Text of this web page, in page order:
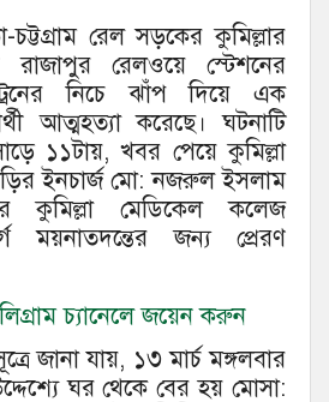
চট্টগ্রাম রেল সড়কের কুমিল্লার
রাজাপুর রেলওয়ে স্টেশনের
নিচে ঝাঁপ দিয়ে এক
আত্মহত্যা করেছে। ঘটনাটি
১১টায়, খবর পেয়ে কুমিল্লা
ইনচার্জ মো: নজরুল ইসলাম
কুমিল্লা মেডিকেল কলেজ
ময়নাতদন্তের জন্য প্রেরণ
চ্যানেলে জয়েন করুন
জানা যায়, ১৩ মার্চ মঙ্গলবার
ঘর থেকে বের হয় মোসা: